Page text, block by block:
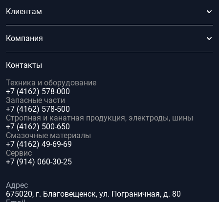
Клиентам
Компания
Контакты
Техника и оборудование
+7 (4162) 578-000
Запасные части
+7 (4162) 578-500
Стропная и канатная продукция, электроды, шины
+7 (4162) 500-650
Смазочные материалы
+7 (4162) 49-69-69
Сервис
+7 (914) 060-30-25
Адрес
675020, г. Благовещенск, ул. Пограничная, д. 80